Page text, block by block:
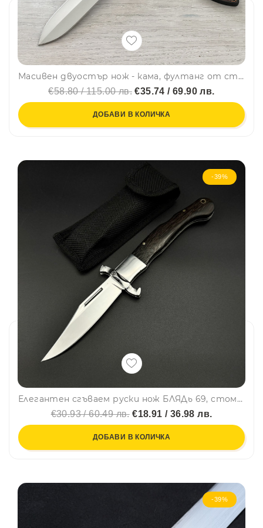
Масивен двуостър нож - кама, фултанг от стомана 5Cr13, кожена кания
€58.80 / 115.00 лв. €35.74 / 69.90 лв.
ДОБАВИ В КОЛИЧКА
-39%
Елегантен сгъваем руски нож БЛЯДь 69, стомана 65х13, дръжка венге, калъф
€30.93 / 60.49 лв.€18.91 / 36.98 лв.
ДОБАВИ В КОЛИЧКА
-39%